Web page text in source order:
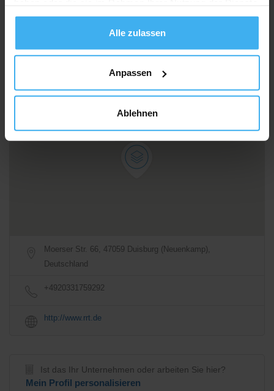
gesammelt haben.
Alle zulassen
Anpassen
Ablehnen
Anfahrtsbeschreibung
Moerser Str. 66, 47059 Duisburg (Neuenkamp),
Deutschland
+4920331759292
http://www.rrt.de
Ist das Ihr Unternehmen oder arbeiten Sie hier?
Mein Profil personalisieren